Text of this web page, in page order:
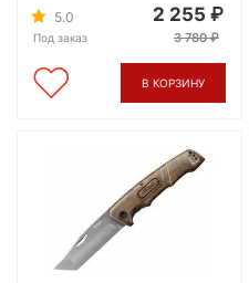
5.0
Под заказ
2 255
3 780
В КОРЗИНУ